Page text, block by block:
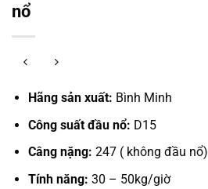
nổ
Hãng sản xuất: Bình Minh
Công suất đầu nổ: D15
Câng nặng: 247 ( không đầu nổ)
Tính năng: 30 – 50kg/giờ